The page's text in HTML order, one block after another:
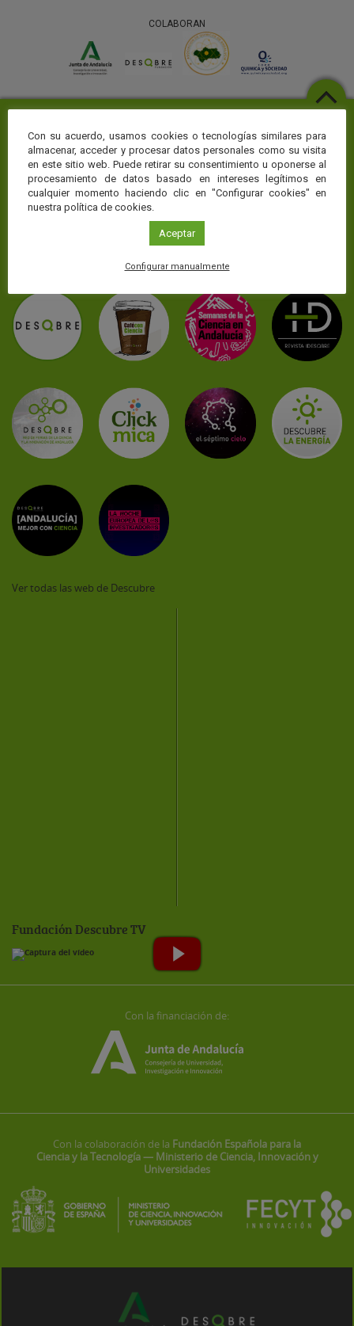
COLABORAN
Web temáticas
La Fundación Descubre te ofrece toda la actualidad sobre ciencia y
conocimiento en CienciaDirecta, pero puedes profundizar en el área
Ver todas las web de Descubre
Fundación Descubre TV
Con la financiación de:
Con la colaboración de la Fundación Española para la
Ciencia y la Tecnología — Ministerio de Ciencia, Innovación y
Universidades
Con su acuerdo, usamos cookies o tecnologías similares para
almacenar, acceder y procesar datos personales como su visita
en este sitio web. Puede retirar su consentimiento u oponerse al
procesamiento de datos basado en intereses legítimos en
cualquier momento haciendo clic en "Configurar cookies" en
nuestra política de cookies.
Aceptar
Configurar manualmente